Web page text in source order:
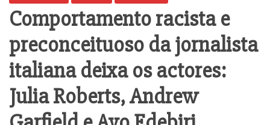
Comportamento racista e
preconceituoso da jornalista
italiana deixa os actores:
Julia Roberts, Andrew